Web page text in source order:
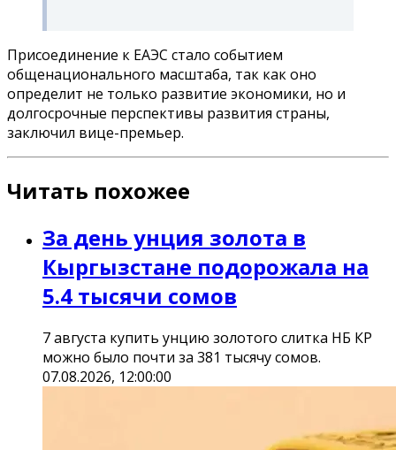
Присоединение к ЕАЭС стало событием
общенационального масштаба, так как оно
определит не только развитие экономики, но и
долгосрочные перспективы развития страны,
заключил вице-премьер.
Читать похожее
За день унция золота в
Кыргызстане подорожала на
5.4 тысячи сомов
7 августа купить унцию золотого слитка НБ КР
можно было почти за 381 тысячу сомов.
07.08.2026, 12:00:00